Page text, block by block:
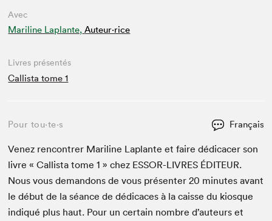
Avec
Mariline Laplante, Auteur·rice
Livres présentés
Callista tome 1
Pour tou⋅te⋅s Français
Venez ren­con­tr­er Mar­i­line Laplante et faire dédi­cac­er son
livre « Cal­lista tome1 » chez ESSOR-LIVRES ÉDI­TEUR.
Nous vous deman­dons de vous présen­ter20 min­utes avant
le début de la séance de dédi­caces à la caisse du kiosque
indiqué plus haut. Pour un cer­tain nom­bre d’auteurs et